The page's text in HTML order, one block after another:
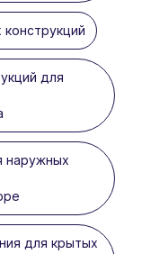
для
наружных
для крытых